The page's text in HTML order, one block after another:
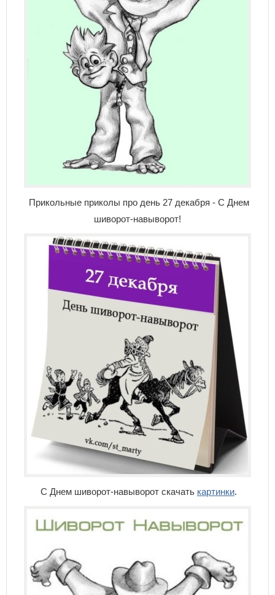
Прикольные приколы про день 27 декабря - С Днем
шиворот-навыворот!
С Днем шиворот-навыворот скачать картинки.